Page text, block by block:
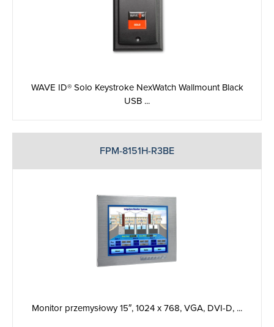
WAVE ID® Solo Keystroke NexWatch Wallmount Black
USB ...
FPM-8151H-R3BE
Monitor przemysłowy 15″, 1024 x 768, VGA, DVI-D, ...